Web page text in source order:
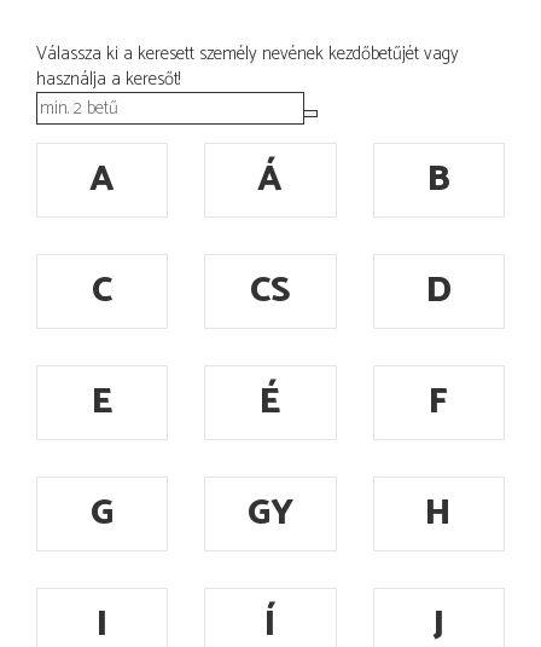
Válassza ki a keresett személy nevének kezdőbetűjét vagy
használja a keresőt!
A Á
B
C
CS
D
E
É
F
G
GY
H
I
Í J